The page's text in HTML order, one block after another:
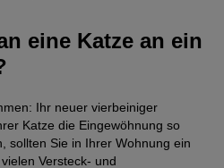
eine Katze an ein
Ihr neuer vierbeiniger
Katze die Eingewöhnung so
sollten Sie in Ihrer Wohnung ein
Versteck- und